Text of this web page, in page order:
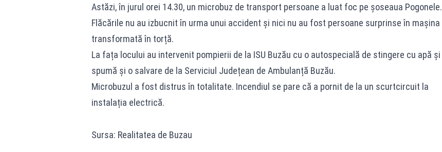
Astăzi, în jurul orei 14.30, un microbuz de transport persoane a luat foc pe șoseaua Pogonele.
Flăcările nu au izbucnit în urma unui accident și nici nu au fost persoane surprinse în mașina
transformată în torță.
La fața locului au intervenit pompierii de la ISU Buzău cu o autospecială de stingere cu apă și
spumă și o salvare de la Serviciul Județean de Ambulanță Buzău.
Microbuzul a fost distrus în totalitate. Incendiul se pare că a pornit de la un scurtcircuit la
instalația electrică.
Sursa: Realitatea de Buzau